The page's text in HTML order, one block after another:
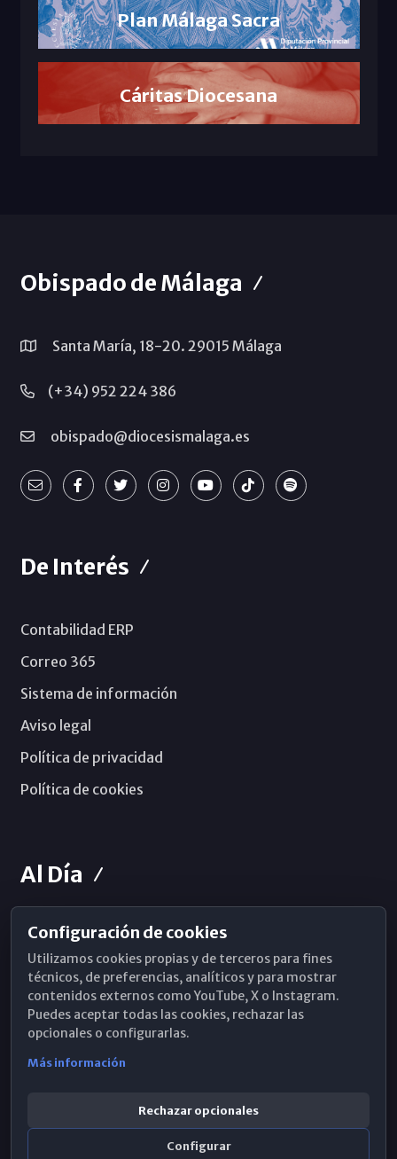
Plan Málaga Sacra
Cáritas Diocesana
Obispado de Málaga
Santa María, 18-20. 29015 Málaga
(+34) 952 224 386
obispado@diocesismalaga.es
De Interés
Contabilidad ERP
Correo 365
Sistema de información
Aviso legal
Política de privacidad
Política de cookies
Al Día
Horarios de Misa
Hemeroteca
WhatsApp
Configuración de cookies
Utilizamos cookies propias y de terceros para fines
técnicos, de preferencias, analíticos y para mostrar
contenidos externos como YouTube, X o Instagram.
Puedes aceptar todas las cookies, rechazar las
opcionales o configurarlas.
Más información
Rechazar opcionales
Configurar